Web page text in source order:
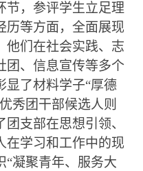
节，参评学生立足理
历等方面，全面展现
们在社会实践、 志
团、信息宣传等多个
显了材料学子“厚德
秀团干部候选人则
支部在思想引领、
在学习和工作中的现
“凝聚青年、服务大